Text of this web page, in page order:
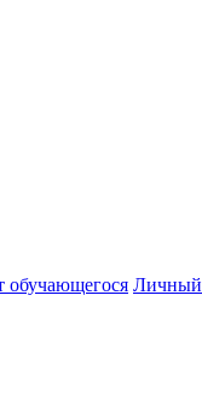
обучающегося Личный